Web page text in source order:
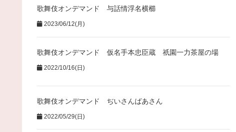
歌舞伎オンデマンド 与話情浮名横櫛
2023/06/12(月)
歌舞伎オンデマンド 仮名手本忠臣蔵 祇園一力茶屋の場
2022/10/16(日)
歌舞伎オンデマンド ぢいさんばあさん
2022/05/29(日)